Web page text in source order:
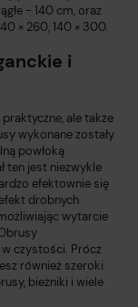
- 140 cm, oraz
× 260, 140 × 300.
i
ale także
wykonane zostały
powłoką
ten jest niezwykle
efektownie się
drobnych
wytarcie
czystości. Prócz
również szeroki
, bieżniki i wiele